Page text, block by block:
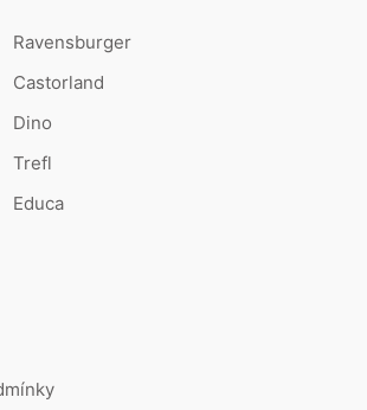
Ravensburger
Castorland
Dino
Trefl
Educa